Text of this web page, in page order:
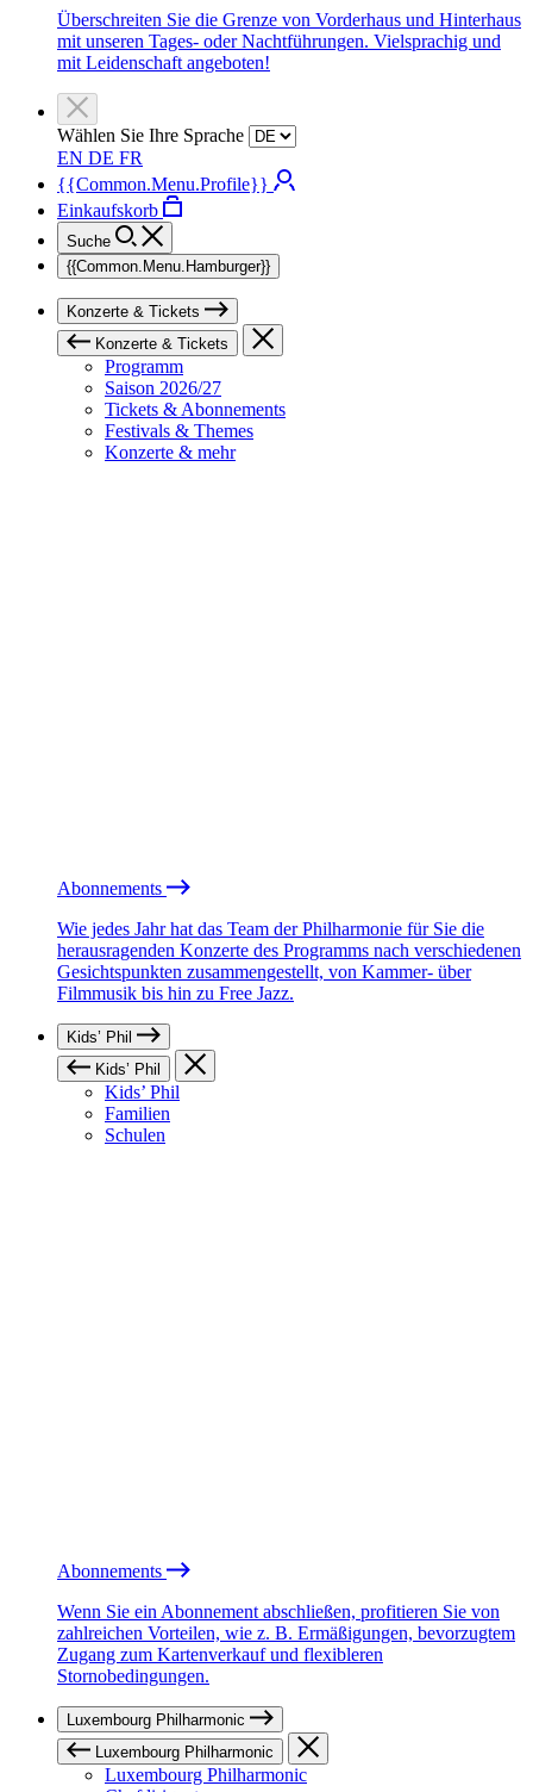
Überschreiten Sie die Grenze von Vorderhaus und Hinterhaus
mit unseren Tages- oder Nachtführungen. Vielsprachig und
mit Leidenschaft angeboten!
Wählen Sie Ihre Sprache
EN DE FR
{{Common.Menu.Profile}}
Einkaufskorb
Suche
{{Common.Menu.Hamburger}}
Konzerte & Tickets
Konzerte & Tickets
Programm
Saison 2026/27
Tickets & Abonnements
Festivals & Themes
Konzerte & mehr
Abonnements
Wie jedes Jahr hat das Team der Philharmonie für Sie die
herausragenden Konzerte des Programms nach verschiedenen
Gesichtspunkten zusammengestellt, von Kammer- über
Filmmusik bis hin zu Free Jazz.
Kids’ Phil
Kids’ Phil
Kids’ Phil
Familien
Schulen
Abonnements
Wenn Sie ein Abonnement abschließen, profitieren Sie von
zahlreichen Vorteilen, wie z. B. Ermäßigungen, bevorzugtem
Zugang zum Kartenverkauf und flexibleren
Stornobedingungen.
Luxembourg Philharmonic
Luxembourg Philharmonic
Luxembourg Philharmonic